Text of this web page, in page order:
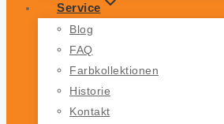
Service
Blog
FAQ
Farbkollektionen
Historie
Kontakt